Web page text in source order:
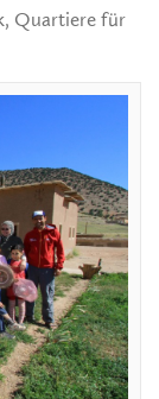
Quartiere für